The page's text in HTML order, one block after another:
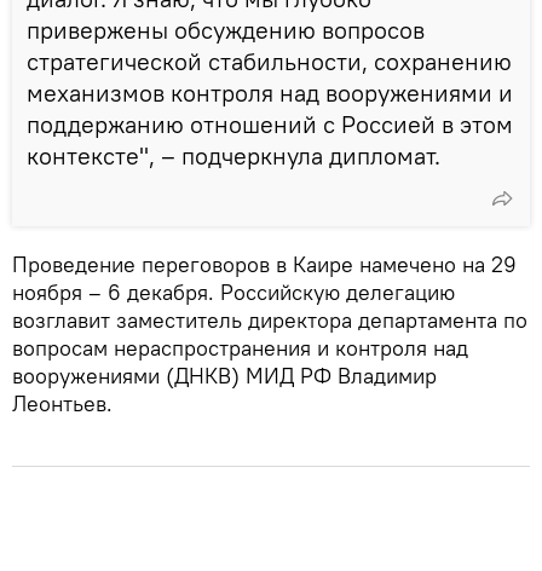
привержены обсуждению вопросов
стратегической стабильности, сохранению
механизмов контроля над вооружениями и
поддержанию отношений с Россией в этом
контексте", – подчеркнула дипломат.
Проведение переговоров в Каире намечено на 29
ноября – 6 декабря. Российскую делегацию
возглавит заместитель директора департамента по
вопросам нераспространения и контроля над
вооружениями (ДНКВ) МИД РФ Владимир
Леонтьев.